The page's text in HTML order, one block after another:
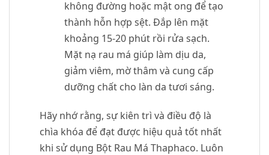
không đường hoặc mật ong để tạo
thành hỗn hợp sệt. Đắp lên mặt
khoảng 15-20 phút rồi rửa sạch.
Mặt nạ rau má giúp làm dịu da,
giảm viêm, mờ thâm và cung cấp
dưỡng chất cho làn da tươi sáng.
Hãy nhớ rằng, sự kiên trì và điều độ là
chìa khóa để đạt được hiệu quả tốt nhất
khi sử dụng Bột Rau Má Thaphaco. Luôn